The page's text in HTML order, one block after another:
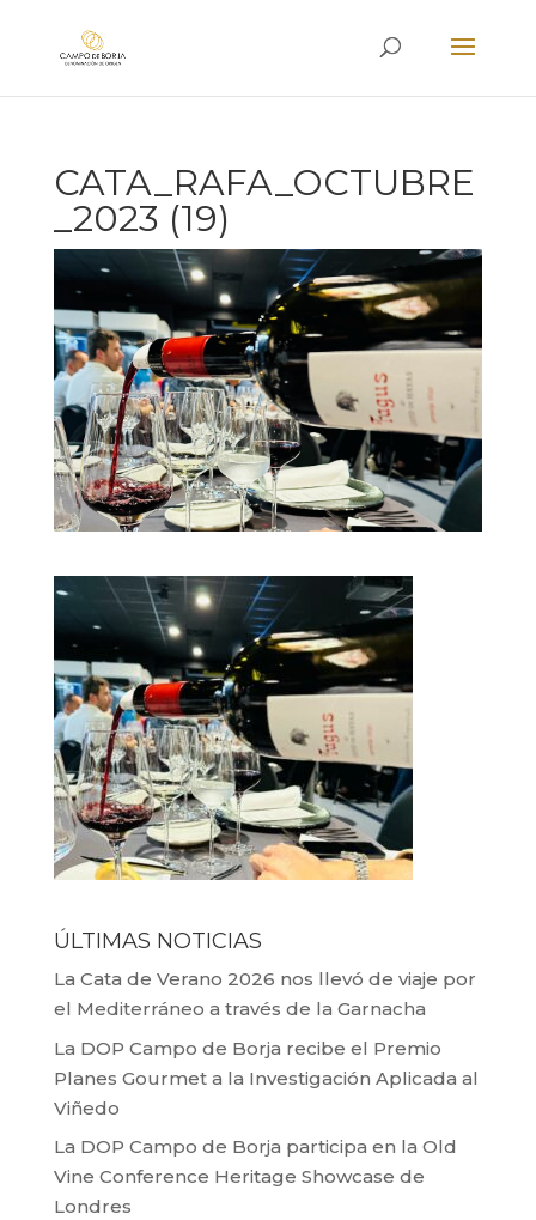
CATA_RAFA_OCTUBRE
_2023 (19)
ÚLTIMAS NOTICIAS
La Cata de Verano 2026 nos llevó de viaje por
el Mediterráneo a través de la Garnacha
La DOP Campo de Borja recibe el Premio
Planes Gourmet a la Investigación Aplicada al
Viñedo
La DOP Campo de Borja participa en la Old
Vine Conference Heritage Showcase de
Londres